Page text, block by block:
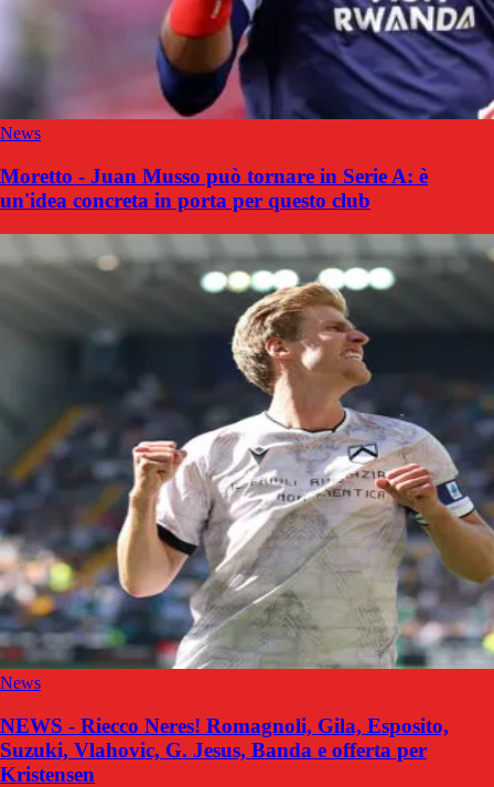
News
Moretto - Juan Musso può tornare in Serie A: è
un'idea concreta in porta per questo club
News
NEWS - Riecco Neres! Romagnoli, Gila, Esposito,
Suzuki, Vlahovic, G. Jesus, Banda e offerta per
Kristensen